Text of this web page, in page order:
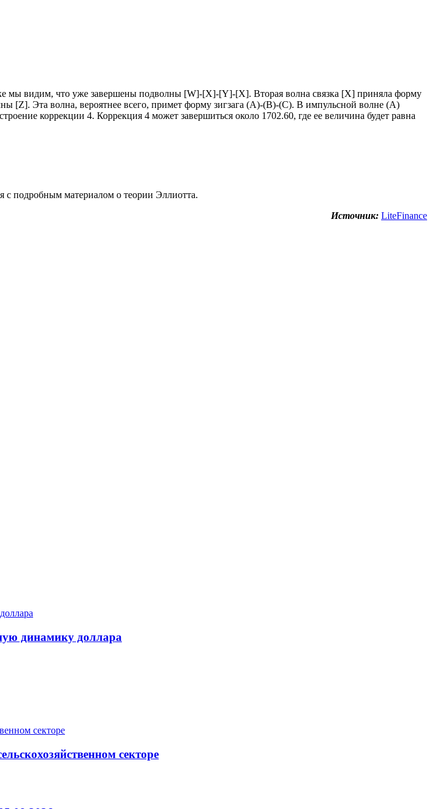
видим, что уже завершены подволны [W]-[X]-[Y]-[X]. Вторая волна связка [X] приняла форму
[Z]. Эта волна, вероятнее всего, примет форму зигзага (A)-(B)-(C). В импульсной волне (A)
коррекции 4. Коррекция 4 может завершиться около 1702.60, где ее величина будет равна
с подробным материалом о теории Эллиотта.
Источник: LiteFinance
динамику доллара
секторе